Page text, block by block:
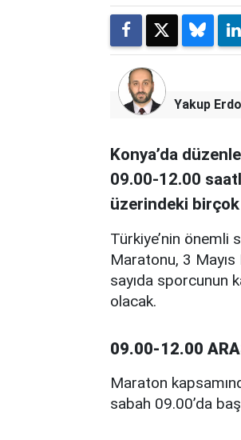
Yakup
Konya’da
09.00-12.00
üzerindeki
Türkiye’nin önemli
Maratonu, 3
sayıda sporcunun
olacak.
09.00-12.00
Maraton
sabah 09.00’da